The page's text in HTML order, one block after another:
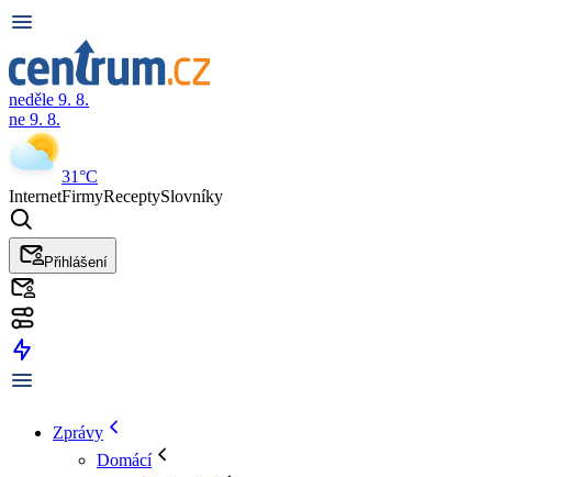
neděle 9. 8.
ne 9. 8.
31°C
InternetFirmyReceptySlovníky
Přihlášení
Zprávy
Domácí